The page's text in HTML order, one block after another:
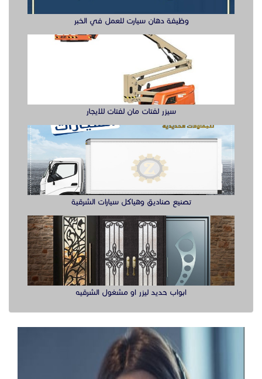
وظيفة دهان سيارت للعمل في الخبر
سيزر لفتات مان لفتات للايجار
تصنيع صناديق وهياكل سيارات الشرقية
ابواب حديد ليزر او مشغول الشرقيه